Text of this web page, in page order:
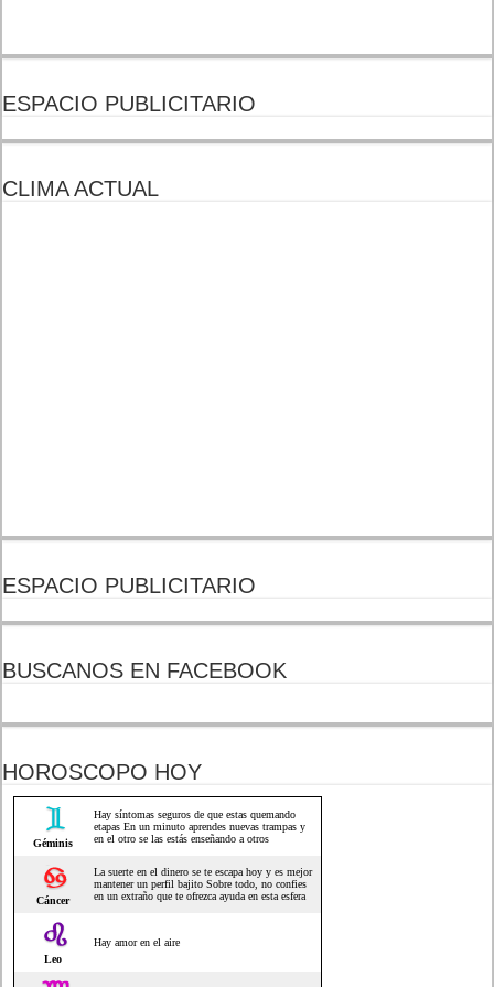
ESPACIO PUBLICITARIO
CLIMA ACTUAL
ESPACIO PUBLICITARIO
BUSCANOS EN FACEBOOK
HOROSCOPO HOY